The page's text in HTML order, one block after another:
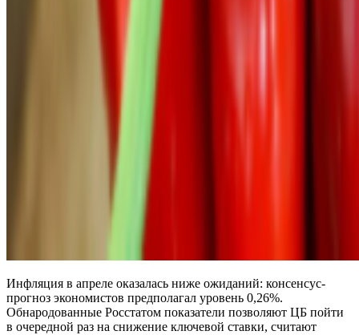
Инфляция в апреле оказалась ниже ожиданий: консенсус-
прогноз экономистов предполагал уровень 0,26%.
Обнародованные Росстатом показатели позволяют ЦБ пойти
в очередной раз на снижение ключевой ставки, считают